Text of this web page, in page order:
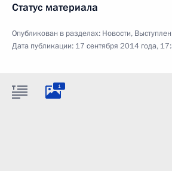
Статус материала
Опубликован в разделах: Новости,
Дата публикации: 17 сентября 2014 года,
1